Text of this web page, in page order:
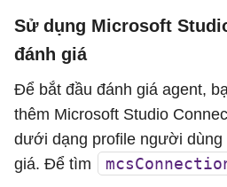
Sử dụng Microsoft
đánh giá
Để bắt đầu đánh giá agent,
thêm Microsoft Studio
dưới dạng profile người dùng
giá. Để tìm